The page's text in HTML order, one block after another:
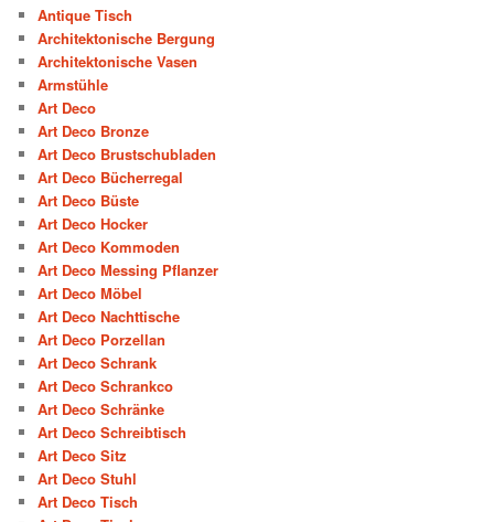
Antique Tisch
Architektonische Bergung
Architektonische Vasen
Armstühle
Art Deco
Art Deco Bronze
Art Deco Brustschubladen
Art Deco Bücherregal
Art Deco Büste
Art Deco Hocker
Art Deco Kommoden
Art Deco Messing Pflanzer
Art Deco Möbel
Art Deco Nachttische
Art Deco Porzellan
Art Deco Schrank
Art Deco Schrankco
Art Deco Schränke
Art Deco Schreibtisch
Art Deco Sitz
Art Deco Stuhl
Art Deco Tisch